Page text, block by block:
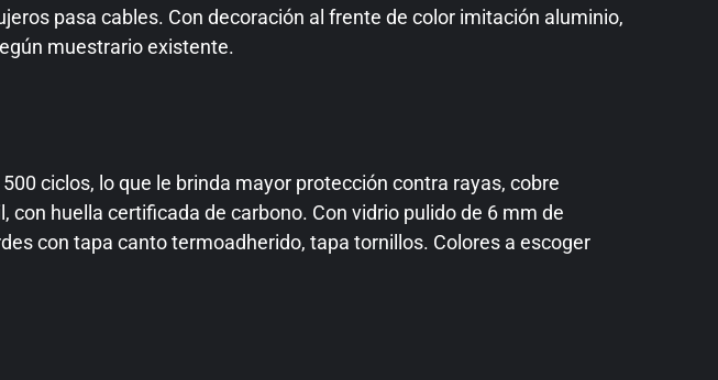
pasa cables. Con decoración al frente de color imitación aluminio,
muestrario existente.
ciclos, lo que le brinda mayor protección contra rayas, cobre
huella certificada de carbono. Con vidrio pulido de 6 mm de
con tapa canto termoadherido, tapa tornillos. Colores a escoger